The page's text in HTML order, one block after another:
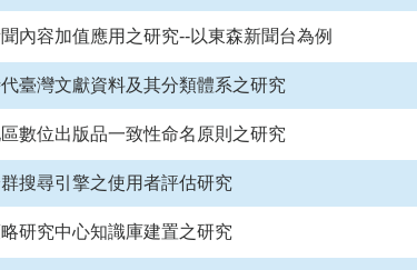
內容加值應用之研究--以東森新聞台為例
臺灣文獻資料及其分類體系之研究
數位出版品一致性命名原則之研究
搜尋引擎之使用者評估研究
研究中心知識庫建置之研究